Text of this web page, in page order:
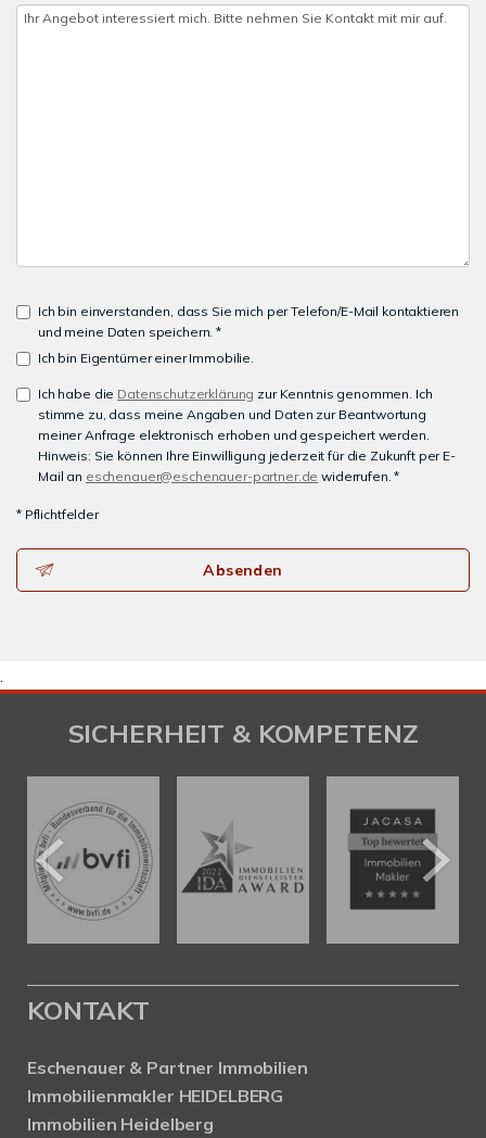
Ich bin einverstanden, dass Sie mich per Telefon/E-Mail kontaktieren
und meine Daten speichern. *
Ich bin Eigentümer einer Immobilie.
Ich habe die Datenschutzerklärung zur Kenntnis genommen. Ich
stimme zu, dass meine Angaben und Daten zur Beantwortung
meiner Anfrage elektronisch erhoben und gespeichert werden.
Hinweis: Sie können Ihre Einwilligung jederzeit für die Zukunft per E-
Mail an eschenauer@eschenauer-partner.de widerrufen. *
* Pflichtfelder
Absenden
.
SICHERHEIT & KOMPETENZ
KONTAKT
Eschenauer & Partner Immobilien
Immobilienmakler HEIDELBERG
Immobilien Heidelberg